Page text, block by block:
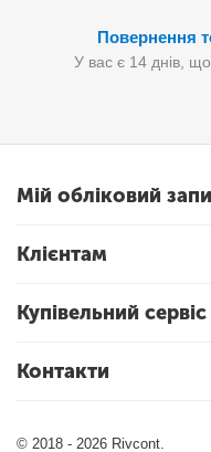
Повернення
У вас є 14 днів,
Мій обліковий
Клієнтам
Купівельний сервіс
Контакти
© 2018 - 2026 Rivcont.